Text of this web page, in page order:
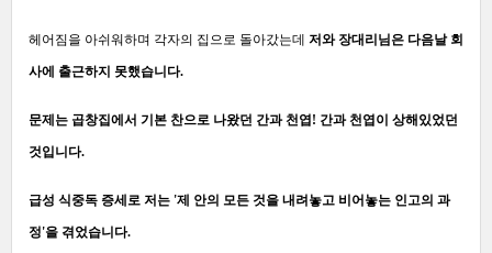
헤어짐을 아쉬워하며 각자의 집으로 돌아갔는데 저와 장대리님은 다음날 회
사에 출근하지 못했습니다.
문제는 곱창집에서 기본 찬으로 나왔던 간과 천엽! 간과 천엽이 상해있었던
것입니다.
급성 식중독 증세로 저는 '제 안의 모든 것을 내려놓고 비어놓는 인고의 과
정'을 겪었습니다.